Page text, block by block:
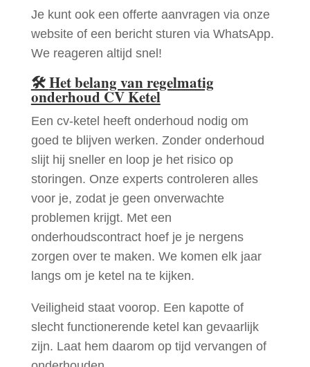
Je kunt ook een offerte aanvragen via onze
website of een bericht sturen via WhatsApp.
We reageren altijd snel!
🛠Het belang van regelmatig
onderhoud CV Ketel
Een cv-ketel heeft onderhoud nodig om
goed te blijven werken. Zonder onderhoud
slijt hij sneller en loop je het risico op
storingen. Onze experts controleren alles
voor je, zodat je geen onverwachte
problemen krijgt. Met een
onderhoudscontract hoef je je nergens
zorgen over te maken. We komen elk jaar
langs om je ketel na te kijken.
Veiligheid staat voorop. Een kapotte of
slecht functionerende ketel kan gevaarlijk
zijn. Laat hem daarom op tijd vervangen of